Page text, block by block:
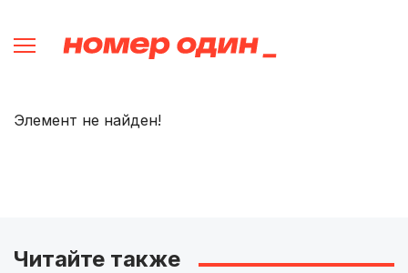
Элемент не найден!
Читайте также